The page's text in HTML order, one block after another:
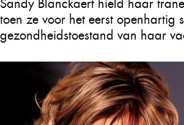
Sandy Blanckaert hield haar
toen ze voor het eerst openhartig
gezondheidstoestand van haar